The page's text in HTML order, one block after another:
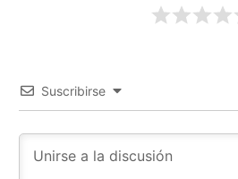
Suscribirse